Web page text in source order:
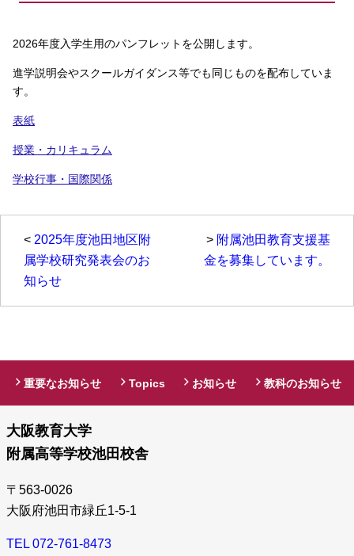
2026年度入学生用のパンフレットを公開します。
進学説明会やスクールガイダンス等でも同じものを配布していま
す。
表紙
授業・カリキュラム
学校行事・国際関係
< 2025年度池田地区附
属学校研究発表会のお
知らせ
> 附属池田教育支援基
金を募集しています。
重要なお知らせ Topics お知らせ 教科のお知らせ
大阪教育大学
附属高等学校池田校舎
〒563-0026
大阪府池田市緑丘1-5-1
TEL 072-761-8473